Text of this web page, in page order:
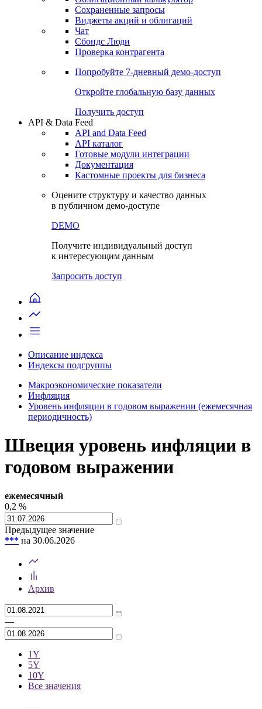
Сохраненные запросы
Виджеты акций и облигаций
Чат
Сбондс Люди
Проверка контрагента
Попробуйте 7-дневный демо-доступ
Откройте глобальную базу данных
Получить доступ
API & Data Feed
API and Data Feed
API каталог
Готовые модули интеграции
Документация
Кастомные проекты для бизнеса
Оцените структуру и качество данных
в публичном демо-доступе
DEMO
Получите индивидуальный доступ
к интересующим данным
Запросить доступ
Описание индекса
Индексы подгруппы
Макроэкономические показатели
Инфляция
Уровень инфляции в годовом выражении (ежемесячная
периодичность)
Швеция уровень инфляции в
годовом выражении
ежемесячный
0,2 %
Предыдущее значение
*** на 30.06.2026
Архив
—
1Y
5Y
10Y
Все значения